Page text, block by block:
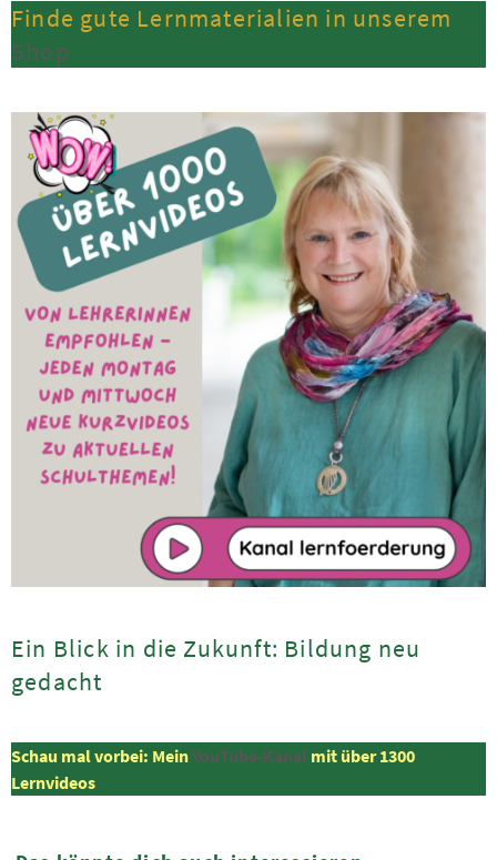
Finde gute Lernmaterialien in unserem
Shop
Ein Blick in die Zukunft: Bildung neu
gedacht
Schau mal vorbei: MeinYouTube-Kanal mit über 1300
Lernvideos